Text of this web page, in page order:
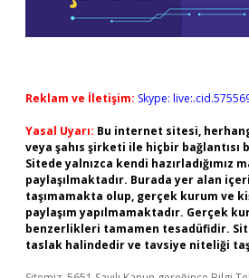
Reklam ve İletişim: Skype:
Yasal Uyarı: Bu internet sitesi,
veya şahıs şirketi ile hiçbir bağlantısı
Sitede yalnızca kendi hazırladığımız
paylaşılmaktadır. Burada yer alan
taşımamakta olup, gerçek kurum ve
paylaşım yapılmamaktadır. Gerçek
benzerlikleri tamamen tesadüfidir.
taslak halindedir ve tavsiye niteliği